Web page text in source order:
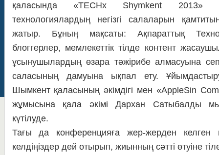
қаласында «TECHx Shymkent 2013»
технологиялардың негізгі салаларын
жатыр. Бұның мақсаты: Ақпараттық
блоггерлер, мемлекеттік тілде контент
ұсынушылардың өзара тәжірибе алмасуына сеп
саласының дамуына ықпал ету.
Шымкент қаласының әкімдігі мен «AppleSin
жұмысына қала әкiмi Дархан Сатыбалды
күтiлуде.
Тағы да конференцияға жер-жерден келген
келдiңiздер дей отырып, жиынның сәттi өтуiне